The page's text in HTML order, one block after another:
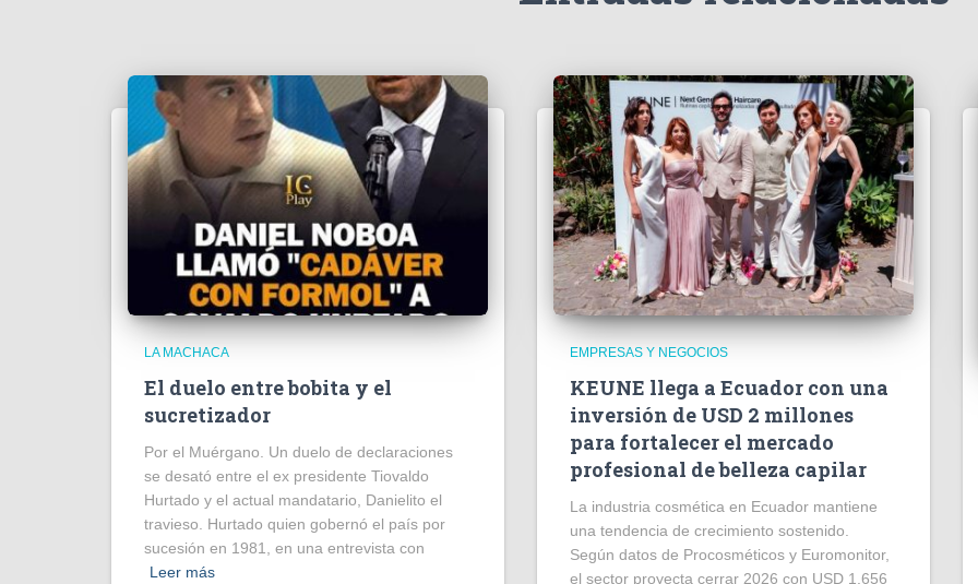
LA MACHACA
El duelo entre bobita y el
sucretizador
Por el Muérgano. Un duelo de declaraciones
se desató entre el ex presidente Tiovaldo
Hurtado y el actual mandatario, Danielito el
travieso. Hurtado quien gobernó el país por
sucesión en 1981, en una entrevista con
Leer más
EMPRESAS Y NEGOCIOS
KEUNE llega a Ecuador con una
inversión de USD 2 millones
para fortalecer el mercado
profesional de belleza capilar
La industria cosmética en Ecuador mantiene
una tendencia de crecimiento sostenido.
Según datos de Procosméticos y Euromonitor,
el sector proyecta cerrar 2026 con USD 1.656